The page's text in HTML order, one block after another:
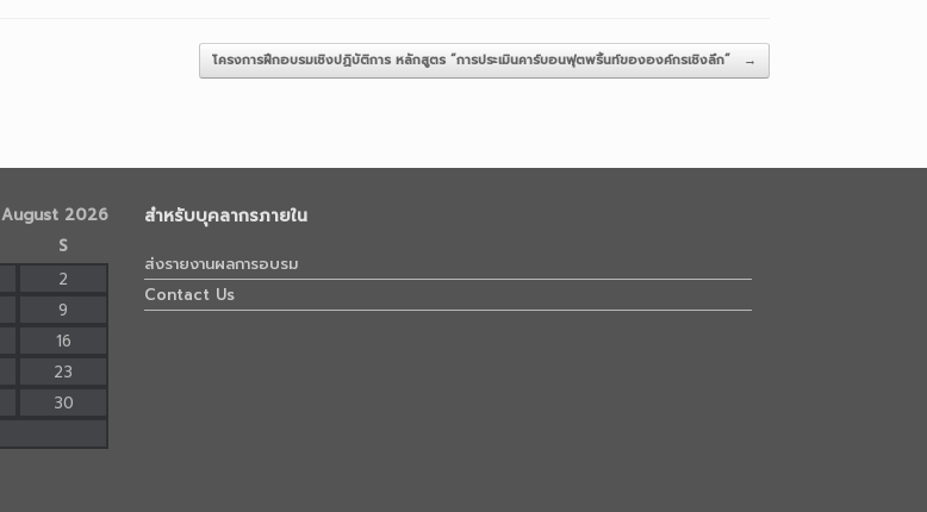
โครงการฝึกอบรมเชิงปฏิบัติการ หลักสูตร “การประเมินคาร์บอนฟุตพริ้นท์ขององค์กรเชิงลึก” →
August 2026
S
2
9
16
23
30
สำหรับบุคลากรภายใน
ส่งรายงานผลการอบรม
Contact Us